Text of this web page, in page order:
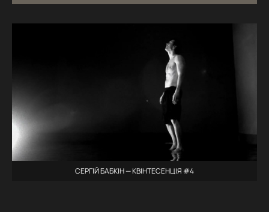
СЕРГІЙ БАБКІН — КВІНТЕСЕНЦІЯ #4